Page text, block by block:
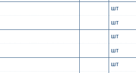
шт
шт
шт
шт
шт